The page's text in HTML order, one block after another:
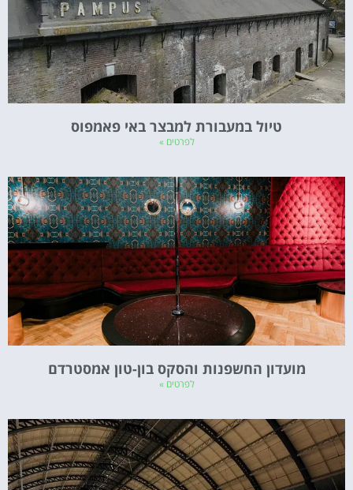
טיול במעבורת למבצר באי פאמפוס
לפרטים »
מועדון החשפנות והסקס בון-טון אמסטרדם
לפרטים »